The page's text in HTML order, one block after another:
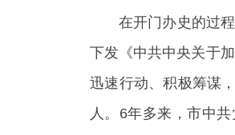
在开门办史的过
下发《中共中央关于
迅速行动、积极筹谋
人。6年多来，市中